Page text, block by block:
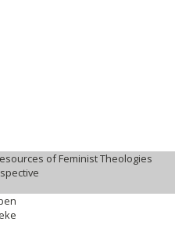
of Feminist Theologies